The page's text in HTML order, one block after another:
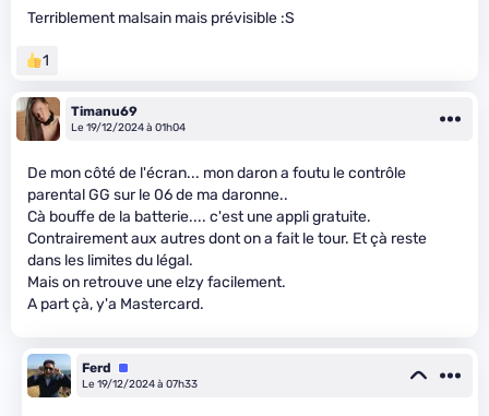
Terriblement malsain mais prévisible :S
1
Timanu69
Le 19/12/2024 à 01h04
De mon côté de l'écran... mon daron a foutu le contrôle
parental GG sur le 06 de ma daronne..
Cà bouffe de la batterie.... c'est une appli gratuite.
Contrairement aux autres dont on a fait le tour. Et çà reste
dans les limites du légal.
Mais on retrouve une elzy facilement.
A part çà, y'a Mastercard.
Ferd
Équipe
Le 19/12/2024 à 07h33